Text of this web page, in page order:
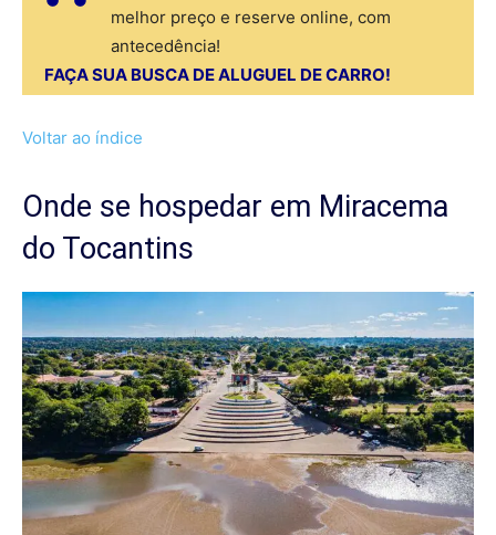
melhor preço e reserve online, com
antecedência!
FAÇA SUA BUSCA DE ALUGUEL DE CARRO!
Voltar ao índice
Onde se hospedar em Miracema
do Tocantins